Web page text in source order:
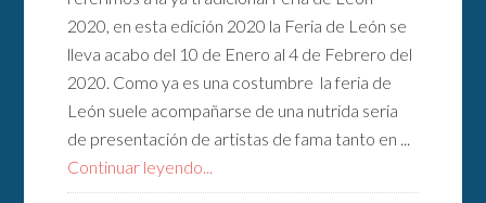
2020, en esta edición 2020 la Feria de León se
lleva acabo del 10 de Enero al 4 de Febrero del
2020. Como ya es una costumbre la feria de
León suele acompañarse de una nutrida seria
de presentación de artistas de fama tanto en ...
Continuar leyendo...